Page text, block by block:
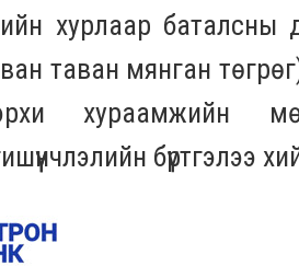
хурлаар
таван мянган
хураамжийн
бүртгэлээ